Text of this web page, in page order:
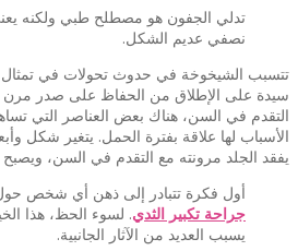
تدلي الجفون هو مصطلح طبي ولكنه
نصفي عديم الشكل.
تتسبب الشيخوخة في حدوث تحولات في تمثال
سيدة على الإطلاق من الحفاظ على صدر مرن
التقدم في السن، هناك بعض العناصر التي
الأسباب لها علاقة بفترة الحمل. يتغير شكل
يفقد الجلد مرونته مع التقدم في السن، ويصبح
أول فكرة تتبادر إلى ذهن أي شخص
جراحة تكبير الثدي. لسوء الحظ، هذا
يسبب العديد من الآثار الجانبية.